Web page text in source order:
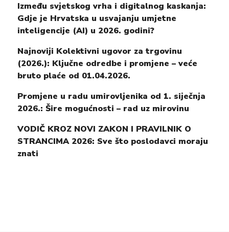
Između svjetskog vrha i digitalnog kaskanja:
Gdje je Hrvatska u usvajanju umjetne
inteligencije (AI) u 2026. godini?
Najnoviji Kolektivni ugovor za trgovinu
(2026.): Ključne odredbe i promjene – veće
bruto plaće od 01.04.2026.
Promjene u radu umirovljenika od 1. siječnja
2026.: Šire mogućnosti – rad uz mirovinu
VODIČ KROZ NOVI ZAKON I PRAVILNIK O
STRANCIMA 2026: Sve što poslodavci moraju
znati